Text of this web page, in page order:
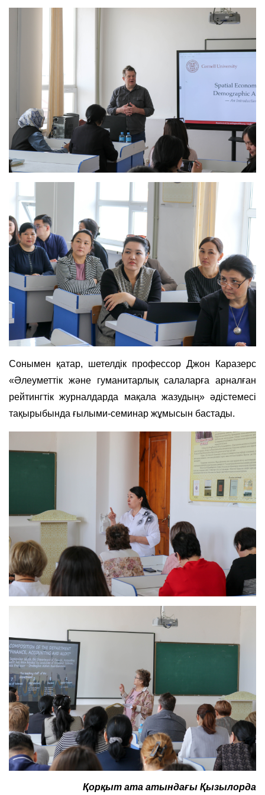
Сонымен қатар, шетелдік профессор Джон Каразерс
«Әлеуметтік және гуманитарлық салаларға арналған
рейтингтік журналдарда мақала жазудың» әдістемесі
тақырыбында ғылыми-семинар жұмысын бастады.
Қорқыт ата атындағы Қызылорда